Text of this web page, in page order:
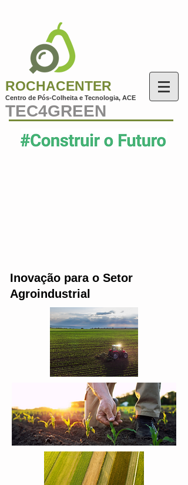
ROCHACENTER
Centro de Pós-Colheita e Tecnologia, ACE
TEC4GREEN
Inovação para o Setor
Agroindustrial